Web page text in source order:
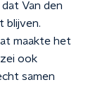
Van den
blijven.
maakte het
ook
samen